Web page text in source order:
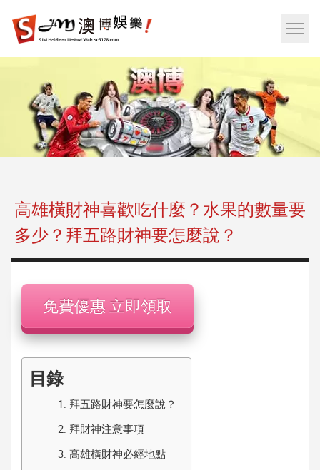
娛
樂
樂|
樂
透
彩
網
站
高雄橫財神喜歡吃什麼？水果的數量要
多少？拜五路財神要怎麼說？
免費優惠 立即領取
目錄
1. 拜五路財神要怎麼說？
2. 拜財神注意事項
3. 高雄橫財神必經地點